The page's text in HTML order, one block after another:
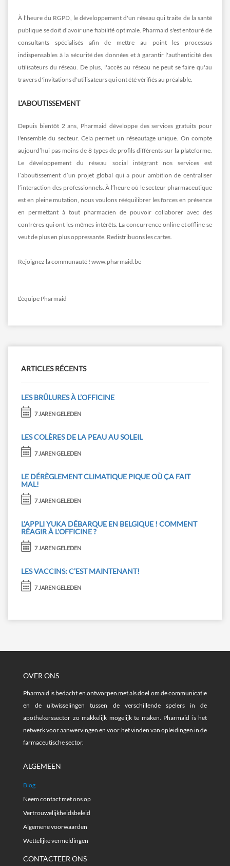
À l'heure du RGPD, le développement d'un réseau qui traite de la santé
publique se doit d'avoir une fiabilité optimale. Pharmaid s'est entouré de
consultants spécialisés afin de mettre au point les processus
indispensables à la sécurité des données et à garantir l'authenticité des
utilisateurs du réseau. De plus, l'accès au réseau ne peut se faire qu'au
travers d'invitations d'utilisateurs qui ont été vérifiés au préalable.
L'ABOUTISSEMENT
Depuis bientôt 2 ans, Pharmaid développe des services gratuits pour
l'ensemble du secteur. Cela permet un réseautage unique. On compte
aujourd’hui pas moins de 8 types de profils différents sur la plateforme.
Le développement du réseau social intégrant nos services est
l’aboutissement d’un projet global qui a pour ambition de centraliser
l’interaction des professionnels. À l’heure où le secteur pharmaceutique
est en pleine mutation, nous voulons rééquilibrer les forces en présence
en permettant à tout pharmacien de pouvoir collaborer avec des
confrères qui ont les mêmes intérêts. La concurrence online et offline se
veut de plus en plus oppressante. Redistribuons les cartes.
Rejoignez la communauté ! www.pharmaid.be
L’équipe Pharmaid
ARTICLES RÉCENTS
LES BRÛLURES À L’OFFICINE
7 JAREN GELEDEN
LES COLÈRES DE LA PEAU AU SOLEIL
7 JAREN GELEDEN
LE DÉRÈGLEMENT CLIMATIQUE PIQUE OÙ ÇA FAIT
MAL!
7 JAREN GELEDEN
L’APPLI YUKA DÉBARQUE EN BELGIQUE ! COMMENT
RÉAGIR À L'OFFICINE ?
7 JAREN GELEDEN
LES VACCINS: C’EST MAINTENANT!
7 JAREN GELEDEN
OVER ONS
Pharmaid is bedacht en ontworpen met als doel om de communicatie
en de uitwisselingen tussen de verschillende spelers in de
apothekerssector zo makkelijk mogelijk te maken. Pharmaid is het
netwerk voor aanwervingen en voor het vinden van opleidingen in de
farmaceutische sector.
ALGEMEEN
Blog
Neem contact met ons op
Vertrouwelijkheidsbeleid
Algemene voorwaarden
Wettelijke vermeldingen
CONTACTEER ONS